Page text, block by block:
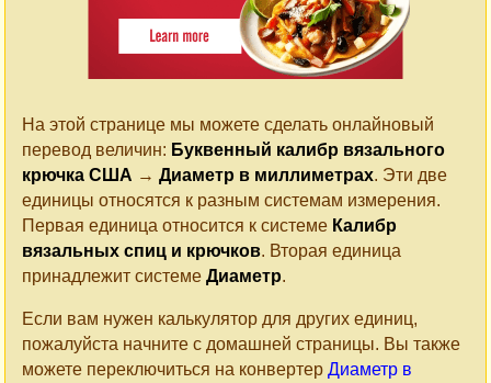
На этой странице мы можете сделать онлайновый
перевод величин: Буквенный калибр вязального
крючка США → Диаметр в миллиметрах. Эти две
единицы относятся к разным системам измерения.
Первая единица относится к системе Калибр
вязальных спиц и крючков. Вторая единица
принадлежит системе Диаметр.
Если вам нужен калькулятор для других единиц,
пожалуйста начните с домашней страницы. Вы также
можете переключиться на конвертер Диаметр в